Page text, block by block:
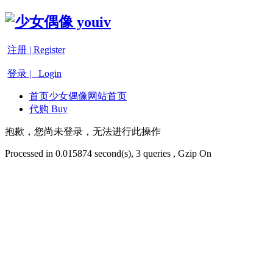
注册 | Register
登录 | Login
首页少女偶像网站首页
代购 Buy
抱歉，您尚未登录，无法进行此操作
Processed in 0.015874 second(s), 3 queries , Gzip On